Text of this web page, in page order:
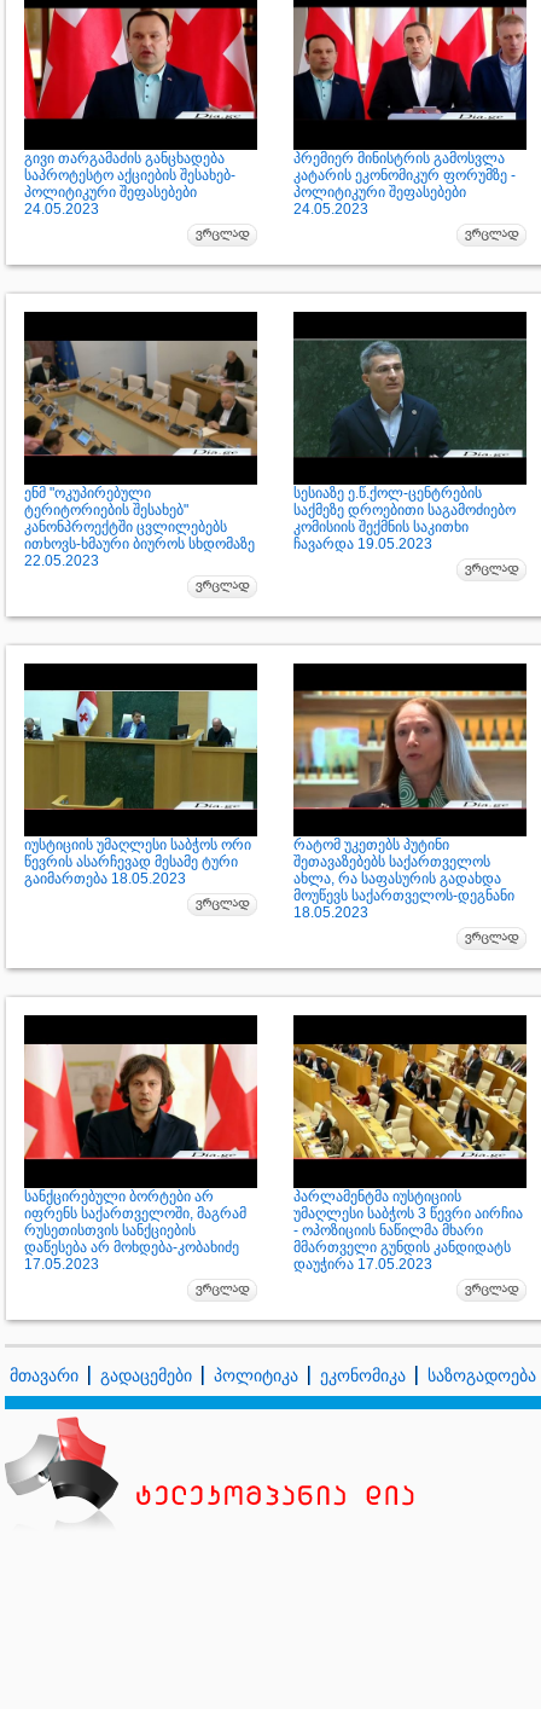
გივი თარგამაძის განცხადება
საპროტესტო აქციების შესახებ-
პოლიტიკური შეფასებები
24.05.2023
პრემიერ მინისტრის გამოსვლა
კატარის ეკონომიკურ ფორუმზე -
პოლიტიკური შეფასებები
24.05.2023
ენმ "ოკუპირებული
ტერიტორიების შესახებ"
კანონპროექტში ცვლილებებს
ითხოვს-ხმაური ბიუროს სხდომაზე
22.05.2023
სესიაზე ე.წ.ქოლ-ცენტრების
საქმეზე დროებითი საგამოძიებო
კომისიის შექმნის საკითხი
ჩავარდა 19.05.2023
იუსტიციის უმაღლესი საბჭოს ორი
წევრის ასარჩევად მესამე ტური
გაიმართება 18.05.2023
რატომ უკეთებს პუტინი
შეთავაზებებს საქართველოს
ახლა, რა საფასურის გადახდა
მოუწევს საქართველოს-დეგნანი
18.05.2023
სანქცირებული ბორტები არ
იფრენს საქართველოში, მაგრამ
რუსეთისთვის სანქციების
დაწესება არ მოხდება-კობახიძე
17.05.2023
პარლამენტმა იუსტიციის
უმაღლესი საბჭოს 3 წევრი აირჩია
- ოპოზიციის ნაწილმა მხარი
მმართველი გუნდის კანდიდატს
დაუჭირა 17.05.2023
მთავარი გადაცემები პოლიტიკა ეკონომიკა საზოგადოება